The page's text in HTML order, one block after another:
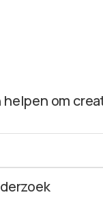
helpen om